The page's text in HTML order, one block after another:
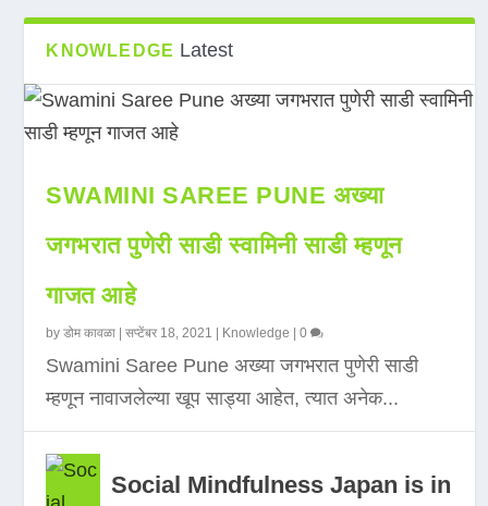
KNOWLEDGE Latest
SWAMINI SAREE PUNE अख्या
जगभरात पुणेरी साडी स्वामिनी साडी म्हणून
गाजत आहे
byडोम कावळा |सप्टेंबर 18, 2021 Knowledge |0
Swamini Saree Pune अख्या जगभरात पुणेरी साडी
म्हणून नावाजलेल्या खूप साड्या आहेत, त्यात अनेक...
Social Mindfulness Japan is in